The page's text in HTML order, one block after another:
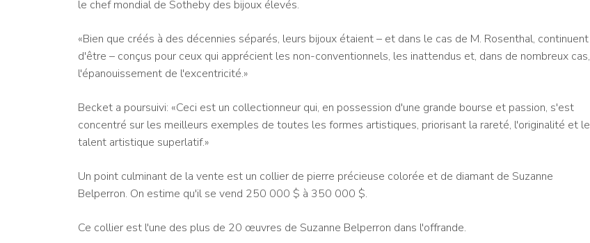
le chef mondial de Sotheby des bijoux élevés.
«Bien que créés à des décennies séparés, leurs bijoux étaient – et dans le cas de M. Rosenthal, continuent
d'être – conçus pour ceux qui apprécient les non-conventionnels, les inattendus et, dans de nombreux cas,
l'épanouissement de l'excentricité.»
Becket a poursuivi: «Ceci est un collectionneur qui, en possession d'une grande bourse et passion, s'est
concentré sur les meilleurs exemples de toutes les formes artistiques, priorisant la rareté, l'originalité et le
talent artistique superlatif.»
Un point culminant de la vente est un collier de pierre précieuse colorée et de diamant de Suzanne
Belperron. On estime qu'il se vend 250 000 $ à 350 000 $.
Ce collier est l'une des plus de 20 œuvres de Suzanne Belperron dans l'offrande.